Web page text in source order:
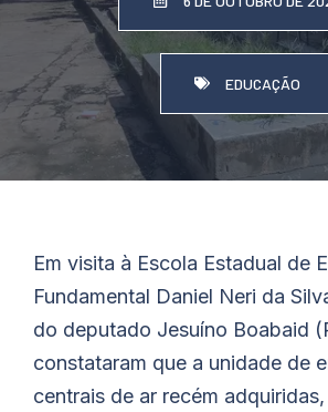
EDUCAÇÃO
Em visita à Escola Estadual de
Fundamental Daniel Neri da
do deputado Jesuíno Boabaid
constataram que a unidade de
centrais de ar recém